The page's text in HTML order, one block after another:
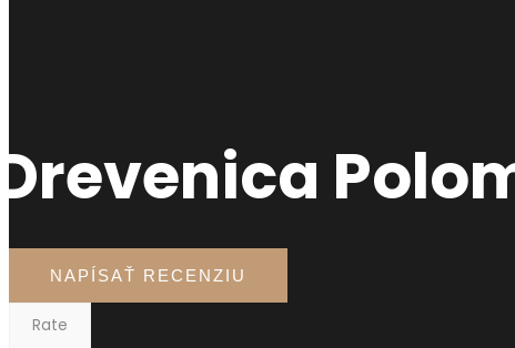
NAPÍSAŤ RECENZIU